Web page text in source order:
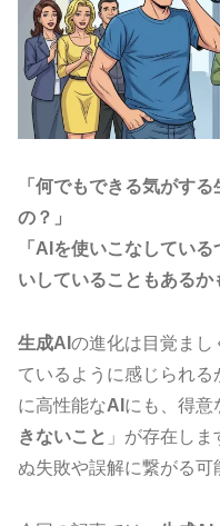
「何でもできる気がす
の？」
「AIを使いこなしてい
いしていることもあるか
生成AI の進化は目覚まし
ているように感じられ
に高性能なAI にも、得意
きないこと 」が存在しま
ぬ失敗や誤解に繋がる可